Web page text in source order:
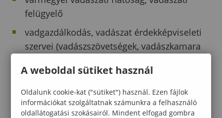
felügyelő
vadgazdálkodás, vadászat érdekképviseleti
szervei (vadászszövetségek, vadászkamara
szervezésével foglalkozó cégek
nemzeti park igazgatóságok
A weboldal sütiket használ
Oldalunk cookie-kat ("sütiket") használ. Ezen fájlok
információkat szolgáltatnak számunkra a felhasználó
oldallátogatási szokásairól. Mindent elfogad gombra